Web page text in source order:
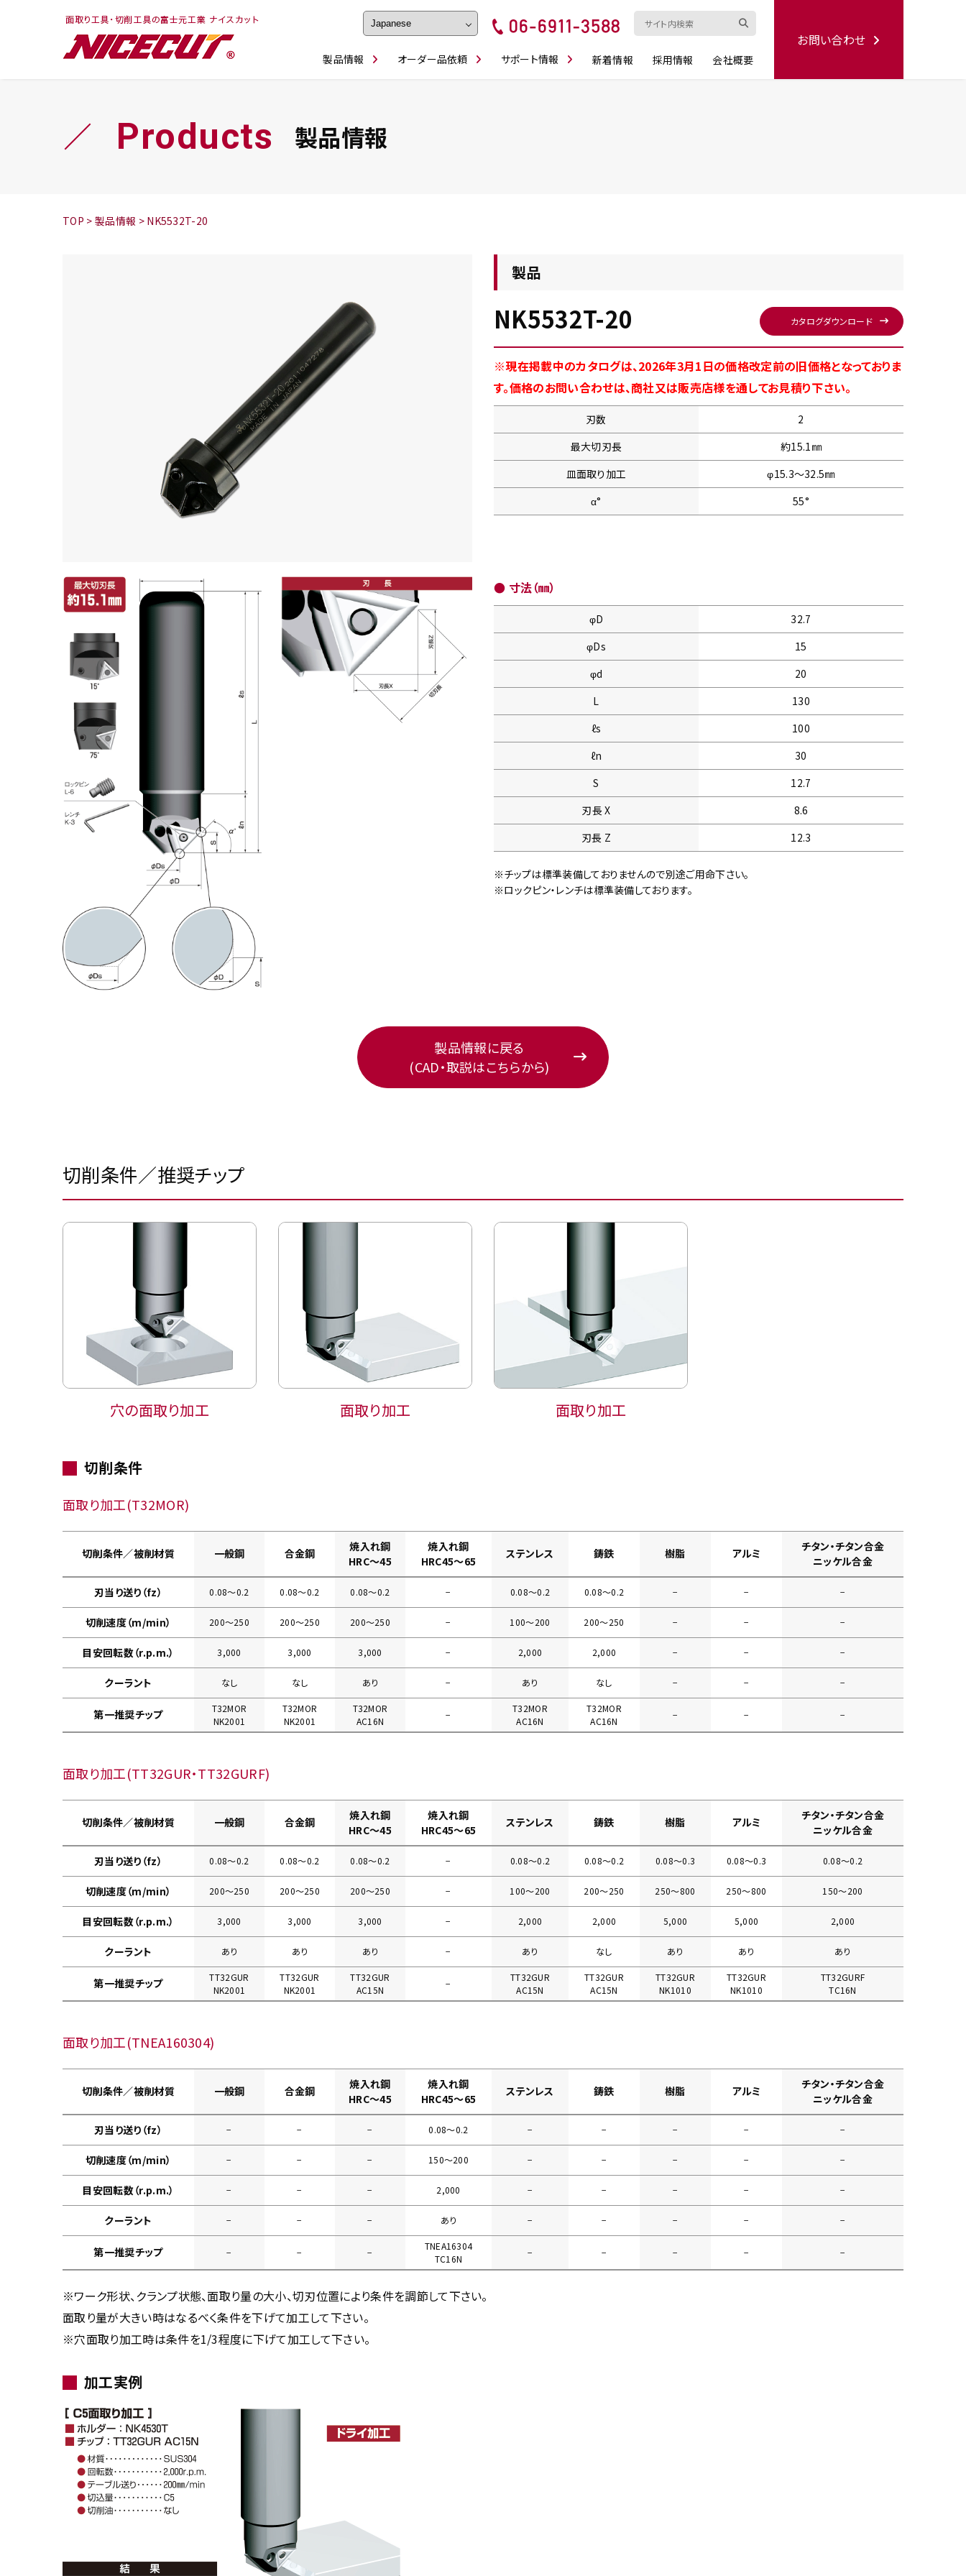
製品情報
シリーズ
オーダー品依頼
フェイス・ショルダーシリーズ 磨きの鬼
サポート情報
新着情報 採用情報 会社概要
お問い合わせ
Products 製品情報
TOP > 製品情報 > NK5532T-20
製品
NK5532T-20 カタログダウンロード
※現在掲載中のカタログは、2026年3月1日の価格改定前の旧価格となっておりま
す。価格のお問い合わせは、商社又は販売店様を通してお見積り下さい。
刃数
2
最大切刃長
約15.1㎜
皿面取り加工
φ15.3〜32.5㎜
α°
55°
● 寸法（㎜）
φD
32.7
φDs
15
φd
20
L
130
ℓs
100
ℓn
30
S
12.7
刃長 X
8.6
刃長 Z
12.3
※チップは標準装備しておりませんので別途ご用命下さい。
※ロックピン・レンチは標準装備しております。
製品情報に戻る
(CAD・取説はこちらから)
切削条件／推奨チップ
穴の面取り加工 面取り加工 面取り加工
切削条件
面取り加工(T32MOR)
切削条件／被削材質 一般鋼 合金鋼
焼入れ鋼
HRC～45
焼入れ鋼
HRC45～65
ステンレス 鋳鉄 樹脂 アルミ
チタン・チタン合金
ニッケル合金
刃当り送り（fz） 0.08〜0.2 0.08〜0.2 0.08〜0.2 − 0.08〜0.2 0.08〜0.2 − − −
切削速度（m/min） 200〜250 200〜250 200〜250 − 100〜200 200〜250 − − −
目安回転数（r.p.m.） 3,000 3,000 3,000 − 2,000 2,000 − − −
クーラント なし なし あり − あり なし − − −
第一推奨チップ
T32MOR
NK2001
T32MOR
NK2001
T32MOR
AC16N
−
T32MOR
AC16N
T32MOR
AC16N
− − −
面取り加工(TT32GUR・TT32GURF)
切削条件／被削材質 一般鋼 合金鋼
焼入れ鋼
HRC～45
焼入れ鋼
HRC45～65
ステンレス 鋳鉄 樹脂 アルミ
チタン・チタン合金
ニッケル合金
刃当り送り（fz） 0.08〜0.2 0.08〜0.2 0.08〜0.2 − 0.08〜0.2 0.08〜0.2 0.08〜0.3 0.08〜0.3 0.08〜0.2
切削速度（m/min） 200〜250 200〜250 200〜250 − 100〜200 200〜250 250〜800 250〜800 150〜200
目安回転数（r.p.m.） 3,000 3,000 3,000 − 2,000 2,000 5,000 5,000 2,000
クーラント あり あり あり − あり なし あり あり あり
第一推奨チップ
TT32GUR
NK2001
TT32GUR
NK2001
TT32GUR
AC15N
−
TT32GUR
AC15N
TT32GUR
AC15N
TT32GUR
NK1010
TT32GUR
NK1010
TT32GURF
TC16N
面取り加工(TNEA160304)
切削条件／被削材質 一般鋼 合金鋼
焼入れ鋼
HRC～45
焼入れ鋼
HRC45～65
ステンレス 鋳鉄 樹脂 アルミ
チタン・チタン合金
ニッケル合金
刃当り送り（fz） − − − 0.08〜0.2 − − − − −
切削速度（m/min） − − − 150〜200 − − − − −
目安回転数（r.p.m.） − − − 2,000 − − − − −
クーラント − − − あり − − − − −
第一推奨チップ − − −
TNEA16304
TC16N
− − − − −
※ワーク形状、クランプ状態、面取り量の大小、切刃位置により条件を調節して下さい。
面取り量が大きい時はなるべく条件を下げて加工して下さい。
※穴面取り加工時は条件を1/3程度に下げて加工して下さい。
加工実例